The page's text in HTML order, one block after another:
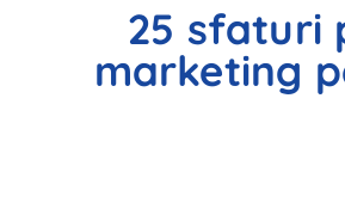
25 sfaturi
marketing